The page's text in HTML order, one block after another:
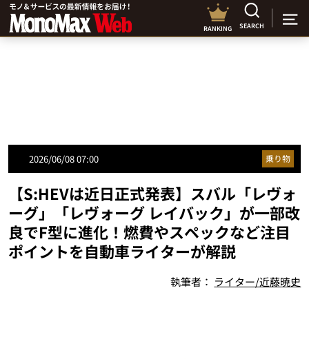
RANKING SEARCH
2026/06/08 07:00 乗り物
【S:HEVは近日正式発表】スバル「レヴォ
ーグ」「レヴォーグ レイバック」が一部改
良でF型に進化！燃費やスペックなど注目
ポイントを自動車ライターが解説
執筆者： ライター/近藤暁史